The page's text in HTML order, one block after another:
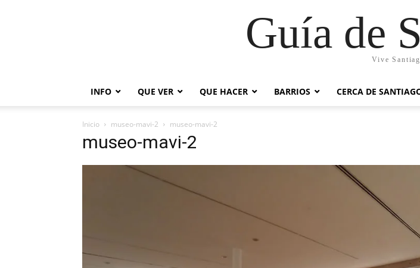
Guía de
Vive
INFO QUE VER QUE HACER BARRIOS CERCA DE
Inicio museo-mavi-2 museo-mavi-2
museo-mavi-2